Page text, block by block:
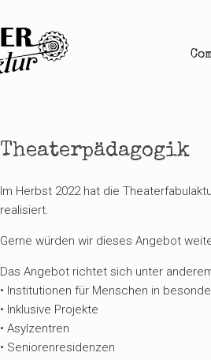
Theaterpädagogik
Im Herbst 2022 hat die
realisiert.
Gerne würden wir dieses Angebot
Das Angebot richtet sich unter
• Institutionen für Menschen in
• Inklusive Projekte
• Asylzentren
• Seniorenresidenzen